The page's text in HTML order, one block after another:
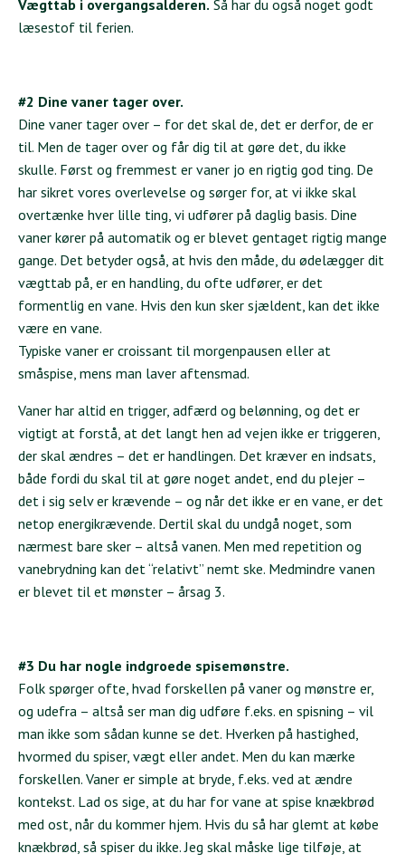
Vægttab i overgangsalderen. Så har du også noget godt
læsestof til ferien.
#2 Dine vaner tager over.
Dine vaner tager over – for det skal de, det er derfor, de er
til. Men de tager over og får dig til at gøre det, du ikke
skulle. Først og fremmest er vaner jo en rigtig god ting. De
har sikret vores overlevelse og sørger for, at vi ikke skal
overtænke hver lille ting, vi udfører på daglig basis. Dine
vaner kører på automatik og er blevet gentaget rigtig mange
gange. Det betyder også, at hvis den måde, du ødelægger dit
vægttab på, er en handling, du ofte udfører, er det
formentlig en vane. Hvis den kun sker sjældent, kan det ikke
være en vane.
Typiske vaner er croissant til morgenpausen eller at
småspise, mens man laver aftensmad.
Vaner har altid en trigger, adfærd og belønning, og det er
vigtigt at forstå, at det langt hen ad vejen ikke er triggeren,
der skal ændres – det er handlingen. Det kræver en indsats,
både fordi du skal til at gøre noget andet, end du plejer –
det i sig selv er krævende – og når det ikke er en vane, er det
netop energikrævende. Dertil skal du undgå noget, som
nærmest bare sker – altså vanen. Men med repetition og
vanebrydning kan det “relativt” nemt ske. Medmindre vanen
er blevet til et mønster – årsag 3.
#3 Du har nogle indgroede spisemønstre.
Folk spørger ofte, hvad forskellen på vaner og mønstre er,
og udefra – altså ser man dig udføre f.eks. en spisning – vil
man ikke som sådan kunne se det. Hverken på hastighed,
hvormed du spiser, vægt eller andet. Men du kan mærke
forskellen. Vaner er simple at bryde, f.eks. ved at ændre
kontekst. Lad os sige, at du har for vane at spise knækbrød
med ost, når du kommer hjem. Hvis du så har glemt at købe
knækbrød, så spiser du ikke. Jeg skal måske lige tilføje, at